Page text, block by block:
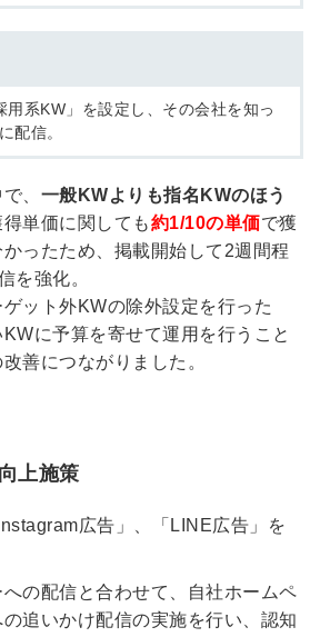
用系KW」を設定し、その会社を知っ
配信。
、 一般KWよりも指名KWのほう
得単価に関しても約1/10の単価で獲
ったため、掲載開始して2週間程
を強化。
ット外KWの除外設定を行った
に予算を寄せて運用を行うこと
善につながりました。
上施策
広告」、「LINE広告」を
の配信と合わせて、自社ホームペ
追いかけ配信の実施を行い、認知